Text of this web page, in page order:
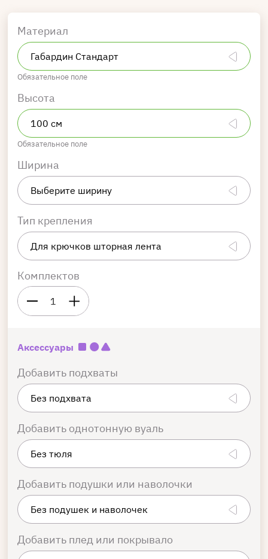
Материал
Обязательное поле
Высота
Обязательное поле
Ширина
Тип крепления
Комплектов
1
Аксессуары
Добавить подхваты
Добавить однотонную вуаль
Добавить подушки или наволочки
Добавить плед или покрывало